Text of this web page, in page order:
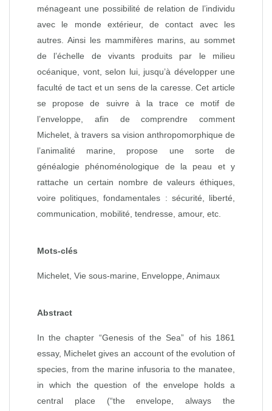
ménageant une possibilité de relation de l’individu
avec le monde extérieur, de contact avec les
autres. Ainsi les mammifères marins, au sommet
de l’échelle de vivants produits par le milieu
océanique, vont, selon lui, jusqu’à développer une
faculté de tact et un sens de la caresse. Cet article
se propose de suivre à la trace ce motif de
l’enveloppe, afin de comprendre comment
Michelet, à travers sa vision anthropomorphique de
l’animalité marine, propose une sorte de
généalogie phénoménologique de la peau et y
rattache un certain nombre de valeurs éthiques,
voire politiques, fondamentales : sécurité, liberté,
communication, mobilité, tendresse, amour, etc.
Mots-clés
Michelet, Vie sous‑marine, Enveloppe, Animaux
Abstract
In the chapter “Genesis of the Sea” of his 1861
essay, Michelet gives an account of the evolution of
species, from the marine infusoria to the manatee,
in which the question of the envelope holds a
central place (“the envelope, always the